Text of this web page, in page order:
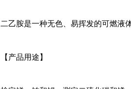
二乙胺是一种无色、易挥发的可燃液
【产品用途】